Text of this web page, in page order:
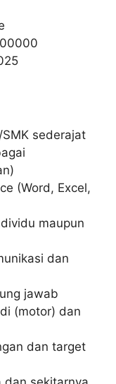
sederajat
(Word, Excel,
maupun
dan
jawab
(motor) dan
dan target